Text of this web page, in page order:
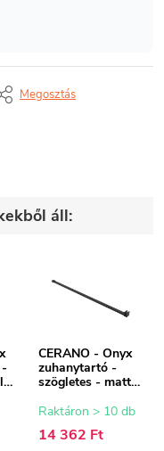
Megosztás
áll:
-
CERANO - Onyx
zuhanytartó -
szögletes - matt
Raktáron > 10 db
14 362 Ft